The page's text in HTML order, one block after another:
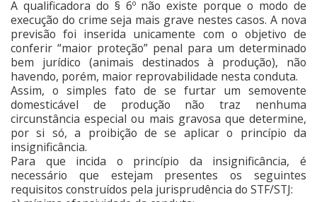
A qualificadora do § 6º não existe porque o modo de
execução do crime seja mais grave nestes casos. A nova
previsão foi inserida unicamente com o objetivo de
conferir “maior proteção” penal para um determinado
bem jurídico (animais destinados à produção), não
havendo, porém, maior reprovabilidade nesta conduta.
Assim, o simples fato de se furtar um semovente
domesticável de produção não traz nenhuma
circunstância especial ou mais gravosa que determine,
por si só, a proibição de se aplicar o princípio da
insignificância.
Para que incida o princípio da insignificância, é
necessário que estejam presentes os seguintes
requisitos construídos pela jurisprudência do STF/STJ: